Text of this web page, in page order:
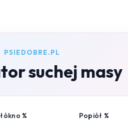
PSIEDOBRE.PL
suchej masy
% Popiół %